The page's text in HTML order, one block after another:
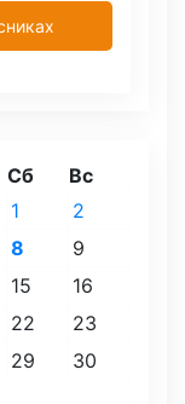
Сб
Вс
1
2
8
9
15
16
22
23
29
30